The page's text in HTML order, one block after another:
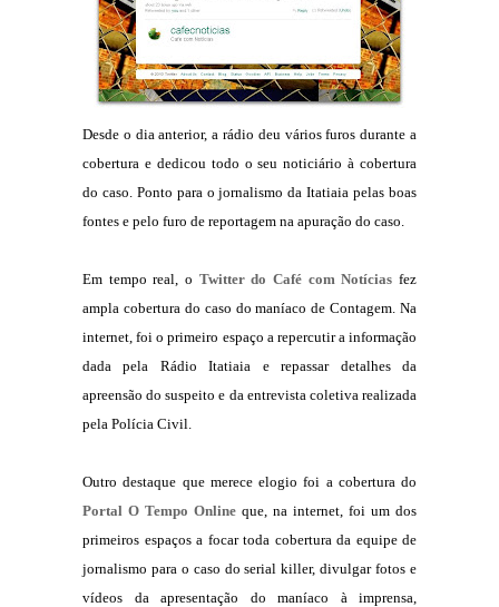
Desde o dia anterior, a rádio deu vários furos durante a
cobertura e dedicou todo o seu noticiário à cobertura
do caso. Ponto para o jornalismo da Itatiaia pelas boas
fontes e pelo furo de reportagem na apuração do caso.
Em tempo real, o Twitter do Café com Notícias fez
ampla cobertura do caso do maníaco de Contagem. Na
internet, foi o primeiro espaço a repercutir a informação
dada pela Rádio Itatiaia e repassar detalhes da
apreensão do suspeito e da entrevista coletiva realizada
pela Polícia Civil.
Outro destaque que merece elogio foi a cobertura do
Portal O Tempo Online que, na internet, foi um dos
primeiros espaços a focar toda cobertura da equipe de
jornalismo para o caso do serial killer, divulgar fotos e
vídeos da apresentação do maníaco à imprensa,